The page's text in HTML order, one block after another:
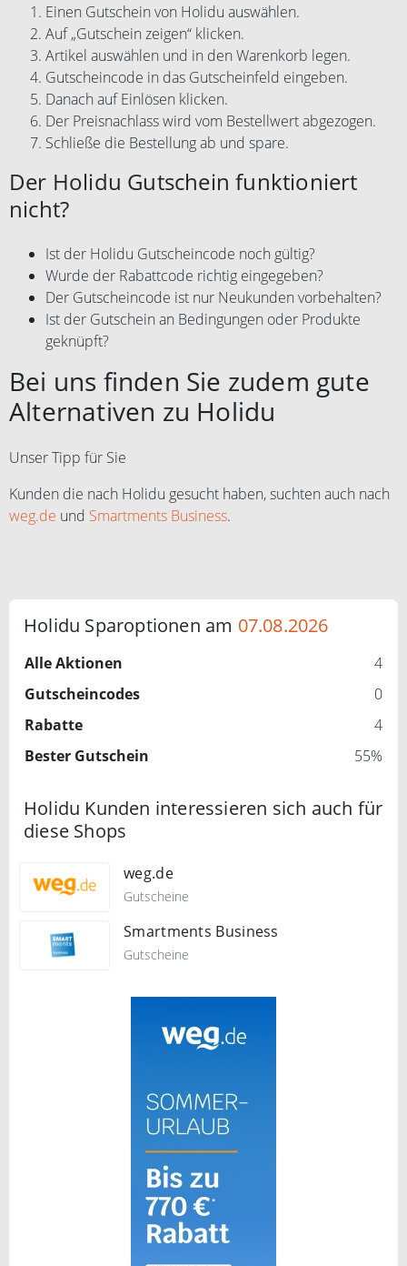
Einen Gutschein von Holidu auswählen.
Auf „Gutschein zeigen“ klicken.
Artikel auswählen und in den Warenkorb legen.
Gutscheincode in das Gutscheinfeld eingeben.
Danach auf Einlösen klicken.
Der Preisnachlass wird vom Bestellwert abgezogen.
Schließe die Bestellung ab und spare.
Der Holidu Gutschein funktioniert
nicht?
Ist der Holidu Gutscheincode noch gültig?
Wurde der Rabattcode richtig eingegeben?
Der Gutscheincode ist nur Neukunden vorbehalten?
Ist der Gutschein an Bedingungen oder Produkte
geknüpft?
Bei uns finden Sie zudem gute
Alternativen zu Holidu
Unser Tipp für Sie
Kunden die nach Holidu gesucht haben, suchten auch nach
weg.de und Smartments Business.
Holidu Sparoptionen am 07.08.2026
Alle Aktionen
4
Gutscheincodes
0
Rabatte
4
Bester Gutschein
55%
Holidu Kunden interessieren sich auch für
diese Shops
weg.de
Gutscheine
Smartments Business
Gutscheine